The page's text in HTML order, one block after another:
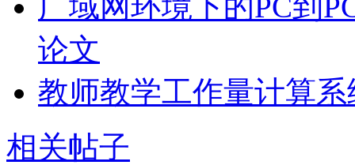
论文
教师教学工作量计算
相关帖子